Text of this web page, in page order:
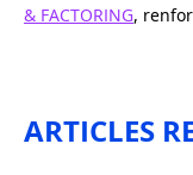
& FACTORING,
ARTICLES